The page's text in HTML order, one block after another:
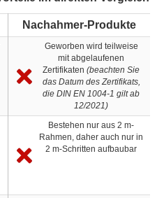
Nachahmer-Produkte
Geworben wird teilweise
mit abgelaufenen
Zertifikaten (beachten Sie
das Datum des Zertifikats,
die DIN EN 1004-1 gilt ab
12/2021)
Bestehen nur aus 2 m-
Rahmen, daher auch nur in
2 m-Schritten aufbaubar